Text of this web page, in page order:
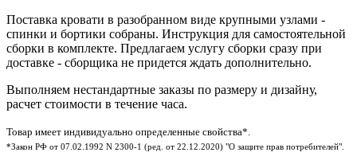
Поставка кровати в разобранном виде крупными узлами -
спинки и бортики собраны. Инструкция для самостоятельной
сборки в комплекте. Предлагаем услугу сборки сразу при
доставке - сборщика не придется ждать дополнительно.
Выполняем нестандартные заказы по размеру и дизайну,
расчет стоимости в течение часа.
Товар имеет индивидуально определенные свойства*.
*Закон РФ от 07.02.1992 N 2300-1 (ред. от 22.12.2020) "О защите прав потребителей".